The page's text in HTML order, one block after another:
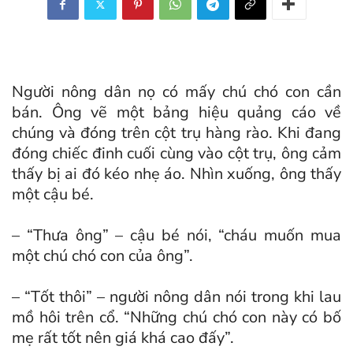
Người nông dân nọ có mấy chú chó con cần
bán. Ông vẽ một bảng hiệu quảng cáo về
chúng và đóng trên cột trụ hàng rào. Khi đang
đóng chiếc đinh cuối cùng vào cột trụ, ông cảm
thấy bị ai đó kéo nhẹ áo. Nhìn xuống, ông thấy
một cậu bé.
– “Thưa ông” – cậu bé nói, “cháu muốn mua
một chú chó con của ông”.
– “Tốt thôi” – người nông dân nói trong khi lau
mồ hôi trên cổ. “Những chú chó con này có bố
mẹ rất tốt nên giá khá cao đấy”.